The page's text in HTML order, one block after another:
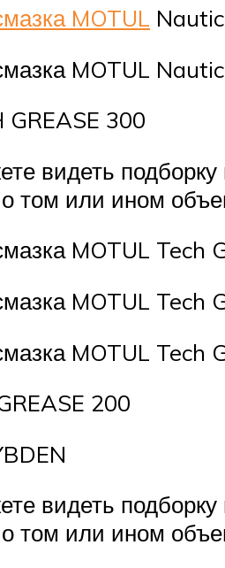
MOTUL
MOTUL
GREASE 300
видеть подборку
том или ином
MOTUL Tech
MOTUL Tech
MOTUL Tech
200
видеть подборку
том или ином